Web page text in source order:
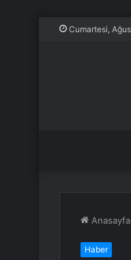
Cumartesi,
Anasayfa
Haber